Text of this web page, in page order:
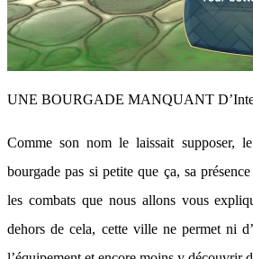
UNE BOURGADE MANQUANT
Comme son nom le laissait supposer,
bourgade pas si petite que ça, sa
les combats que nous allons vous
dehors de cela, cette ville ne permet ni